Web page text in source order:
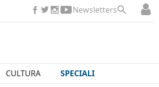
Newsletters
CULTURA SPECIALI